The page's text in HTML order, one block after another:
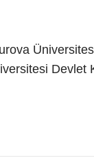
Devlet